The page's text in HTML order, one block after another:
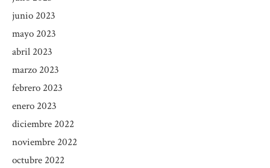
junio 2023
mayo 2023
abril 2023
marzo 2023
febrero 2023
enero 2023
diciembre 2022
noviembre 2022
octubre 2022